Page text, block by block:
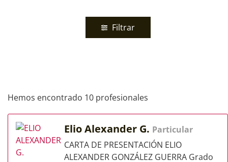
Filtrar
Hemos encontrado 10 profesionales
Elio Alexander G. Particular
CARTA DE PRESENTACIÓN ELIO
ALEXANDER GONZÁLEZ GUERRA Grado